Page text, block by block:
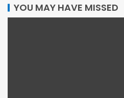
YOU MAY HAVE MISSED